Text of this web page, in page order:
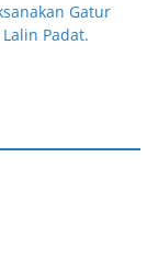
Gatur
Padat.